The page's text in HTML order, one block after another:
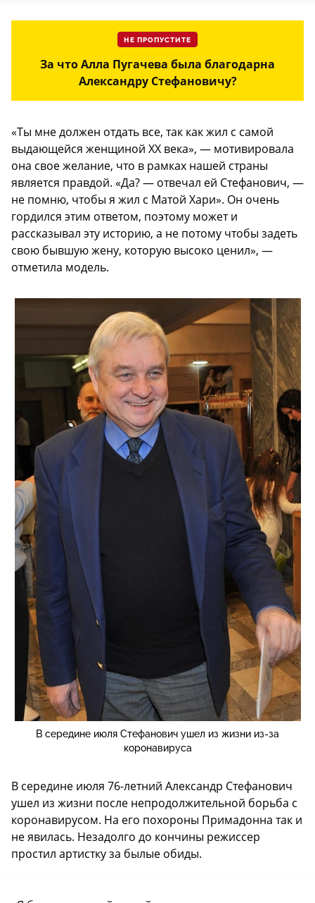
НЕ ПРОПУСТИТЕ
За что Алла Пугачева была благодарна
Александру Стефановичу?
«Ты мне должен отдать все, так как жил с самой
выдающейся женщиной XX века», — мотивировала
она свое желание, что в рамках нашей страны
является правдой. «Да? — отвечал ей Стефанович, —
не помню, чтобы я жил с Матой Хари». Он очень
гордился этим ответом, поэтому может и
рассказывал эту историю, а не потому чтобы задеть
свою бывшую жену, которую высоко ценил», —
отметила модель.
В середине июля Стефанович ушел из жизни из-за
коронавируса
В середине июля 76-летний Александр Стефанович
ушел из жизни после непродолжительной борьба с
коронавирусом. На его похороны Примадонна так и
не явилась. Незадолго до кончины режиссер
простил артистку за былые обиды.